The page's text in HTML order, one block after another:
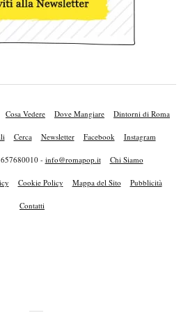
Cosa Vedere Dove Mangiare Dintorni di Roma
Cerca Newsletter Facebook Instagram
- info@romapop.it Chi Siamo
Cookie Policy Mappa del Sito Pubblicità
Contatti